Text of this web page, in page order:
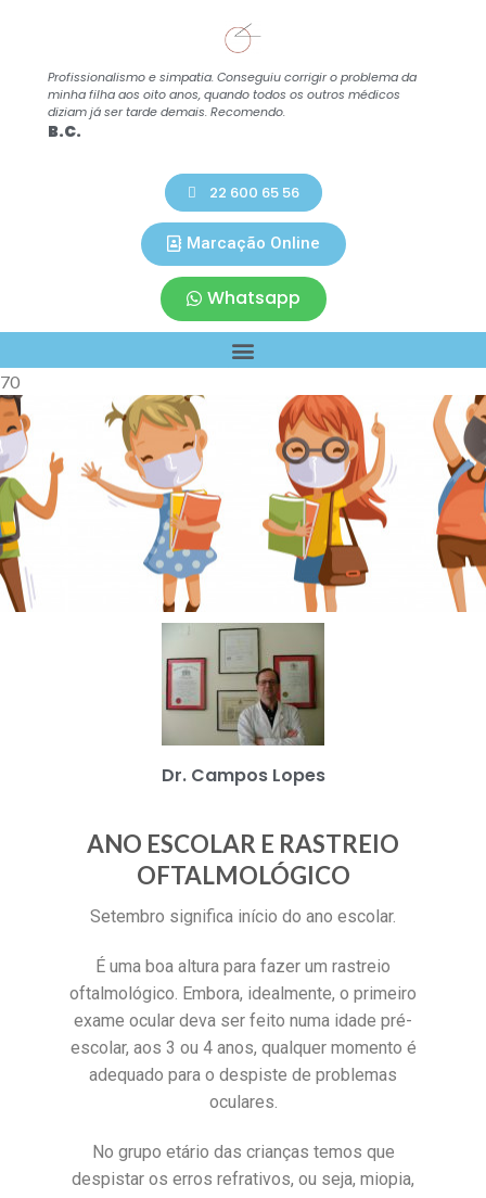
Profissionalismo e simpatia. Conseguiu corrigir o problema da
minha filha aos oito anos, quando todos os outros médicos
diziam já ser tarde demais. Recomendo.
B.C.
22 600 65 56
Marcação Online
Whatsapp
70
Dr. Campos Lopes
ANO ESCOLAR E RASTREIO
OFTALMOLÓGICO
Setembro significa início do ano escolar.
É uma boa altura para fazer um rastreio
oftalmológico. Embora, idealmente, o primeiro
exame ocular deva ser feito numa idade pré-
escolar, aos 3 ou 4 anos, qualquer momento é
adequado para o despiste de problemas
oculares.
No grupo etário das crianças temos que
despistar os erros refrativos, ou seja, miopia,